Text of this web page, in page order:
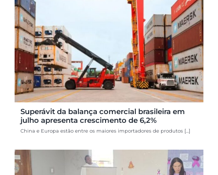
Superávit da balança comercial brasileira em
julho apresenta crescimento de 6,2%
China e Europa estão entre os maiores importadores de produtos [...]